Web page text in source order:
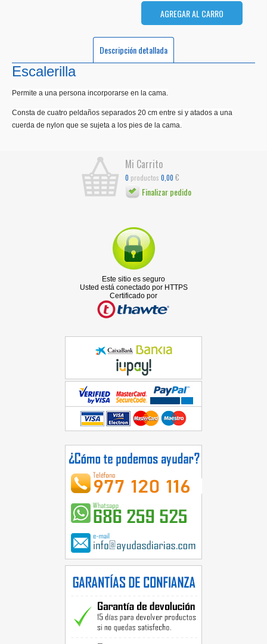
Descripción detallada
Escalerilla
Permite a una persona incorporarse en la cama.
Consta de cuatro peldaños separados 20 cm entre si y atados a una
cuerda de nylon que se sujeta a los pies de la cama.
Mi Carrito
0 productos 0,00 €
Finalizar pedido
Este sitio es seguro
Usted está conectado por HTTPS
Certificado por